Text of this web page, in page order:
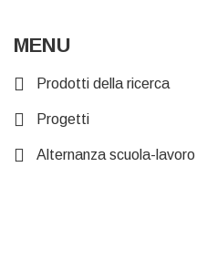
MENU
Prodotti della ricerca
Progetti
Alternanza scuola-lavoro